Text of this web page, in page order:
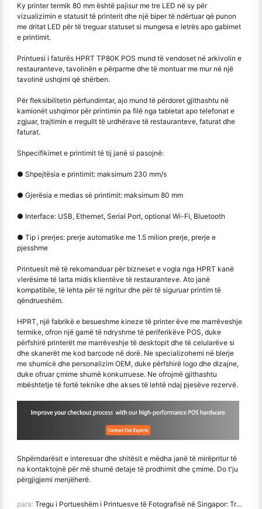
Ky printer termik 80 mm është pajisur me tre LED në sy për
vizualizimin e statusit të printerit dhe një biper të ndërtuar që punon
me dritat LED për të treguar statuset si mungesa e letrës apo gabimet
e printimit.
Printuesi i faturës HPRT TP80K POS mund të vendoset në arkivolin e
restauranteve, tavolinën e përparme dhe të montuar me mur në një
tavolinë ushqimi që shërben.
Për fleksibilitetin përfundimtar, ajo mund të përdoret gjithashtu në
kamionët ushqimor për printimin pa filë nga tabletat apo telefonat e
zgjuar, trajtimin e rregullt të urdhërave të restauranteve, faturat dhe
faturat.
Shpecifikimet e printimit të tij janë si pasojnë:
● Shpejtësia e printimit: maksimum 230 mm/s
● Gjerësia e medias së printimit: maksimum 80 mm
● Interface: USB, Ethernet, Serial Port, optional Wi-Fi, Bluetooth
● Tip i prerjes: prerje automatike me 1.5 milion prerje, prerje e
pjesshme
Printuesit më të rekomanduar për bizneset e vogla nga HPRT kanë
vlerësime të larta midis klientëve të restauranteve. Ato janë
kompatibile, të lehta për të ngritur dhe për të siguruar printim të
qëndrueshëm.
HPRT, një fabrikë e besueshme kineze të printer ëve me marrëveshje
termike, ofron një gamë të ndryshme të periferikëve POS, duke
përfshirë printerët me marrëveshje të desktopit dhe të celularëve si
dhe skanerët me kod barcode në dorë. Ne specializohemi në blerje
me shumicë dhe personalizim OEM, duke përfshirë logo dhe dizajne,
duke ofruar çmime shumë konkurruese. Ne ofrojmë gjithashtu
mbështetje të fortë teknike dhe akses të lehtë ndaj pjesëve rezervë.
Shpërndarësit e interesuar dhe shitësit e mëdha janë të mirëpritur të
na kontaktojnë për më shumë detaje të prodhimit dhe çmime. Do t'ju
përgjigjemi menjëherë.
para: Tregu i Portueshëm i Printuesve të Fotografisë në Singapor: Trendët dhe mundësitë